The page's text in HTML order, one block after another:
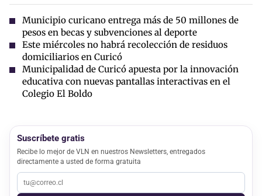
Municipio curicano entrega más de 50 millones de
pesos en becas y subvenciones al deporte
Este miércoles no habrá recolección de residuos
domiciliarios en Curicó
Municipalidad de Curicó apuesta por la innovación
educativa con nuevas pantallas interactivas en el
Colegio El Boldo
Suscríbete gratis
Recibe lo mejor de VLN en nuestros Newsletters, entregados
directamente a usted de forma gratuita